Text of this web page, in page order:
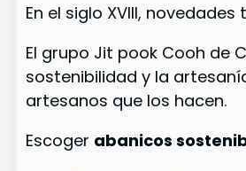
En el siglo XVIII,
El grupo Jit pook Cooh de
sostenibilidad y la
artesanos que los hacen.
Escoger abanicos